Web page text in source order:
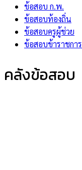
ข้อสอบ ก.พ.
ข้อสอบท้องถิ่น
ข้อสอบครูผู้ช่วย
ข้อสอบข้าราชกา
คลังข้อสอบ